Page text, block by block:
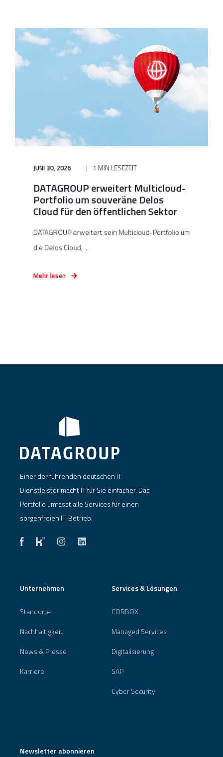
JUNI 30, 2026 1 MIN LESEZEIT
DATAGROUP erweitert Multicloud-
Portfolio um souveräne Delos
Cloud für den öffentlichen Sektor
DATAGROUP erweitert sein Multicloud-Portfolio um
die Delos Cloud, ...
Mehr lesen
Einer der führenden deutschen IT
Dienstleister macht IT für Sie einfacher. Das
Portfolio umfasst alle Services für einen
sorgenfreien IT-Betrieb.
Unternehmen
Standorte
Nachhaltigkeit
News & Presse
Karriere
Services & Lösungen
CORBOX
Managed Services
Digitalisierung
SAP
Cyber Security
Newsletter abonnieren